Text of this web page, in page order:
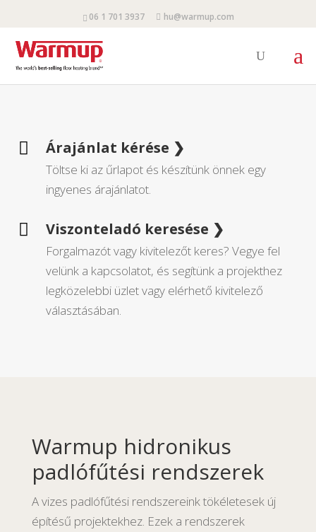
06 1 701 3937 hu@warmup.com
 Árajánlat kérése ❯
Töltse ki az űrlapot és készítünk önnek egy
ingyenes árajánlatot.
 Viszonteladó keresése ❯
Forgalmazót vagy kivitelezőt keres? Vegye fel
velünk a kapcsolatot, és segítünk a projekthez
legközelebbi üzlet vagy elérhető kivitelező
választásában.
Warmup hidronikus
padlófűtési rendszerek
A vizes padlófűtési rendszereink tökéletesek új
építésű projektekhez. Ezek a rendszerek